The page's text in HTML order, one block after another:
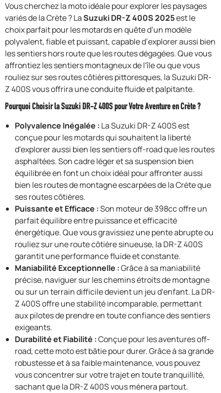
Vous cherchez la moto idéale pour explorer les paysages
variés de la Crète ? LaSuzuki DR-Z 400S 2025est le
choix parfait pour les motards en quête d’un modèle
polyvalent, fiable et puissant, capable d’explorer aussi bien
les sentiers hors route que les routes dégagées. Que vous
affrontiez les sentiers montagneux de l'île ou que vous
rouliez sur ses routes côtières pittoresques, la Suzuki DR-
Z 400S vous offrira une conduite fluide et palpitante.
Pourquoi Choisir la Suzuki DR-Z 400S pour Votre Aventure en Crète ?
Polyvalence Inégalée : La Suzuki DR-Z 400S est
conçue pour les motards qui souhaitent la liberté
d'explorer aussi bien les sentiers off-road que les routes
asphaltées. Son cadre léger et sa suspension bien
équilibrée en font un choix idéal pour affronter aussi
bien les routes de montagne escarpées de la Crète que
ses routes côtières.
Puissante et Efficace :Son moteur de 398cc offre un
parfait équilibre entre puissance et efficacité
énergétique. Que vous gravissiez une pente abrupte ou
rouliez sur une route côtière sinueuse, la DR-Z 400S
garantit une performance fluide et constante.
Maniabilité Exceptionnelle :Grâce à sa maniabilité
précise, naviguer sur les chemins étroits de montagne
ou sur un terrain difficile devient un jeu d'enfant. La DR-
Z 400S offre une stabilité incomparable, permettant
aux pilotes de prendre en toute confiance des sentiers
exigeants.
Durabilité et Fiabilité :Conçue pour les aventures off-
road, cette moto est bâtie pour durer. Grâce à sa grande
robustesse et à sa faible maintenance, vous pouvez
vous concentrer sur votre trajet en toute tranquillité,
sachant que la DR-Z 400S vous mènera partout.